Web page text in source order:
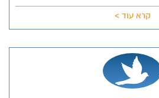
קרא עוד >